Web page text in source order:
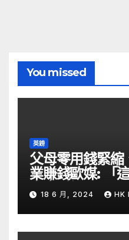
You missed
英鎊
父母零用錢緊縮
業賺錢歐媒: 「
自由財經
18 6 月, 2024 HK